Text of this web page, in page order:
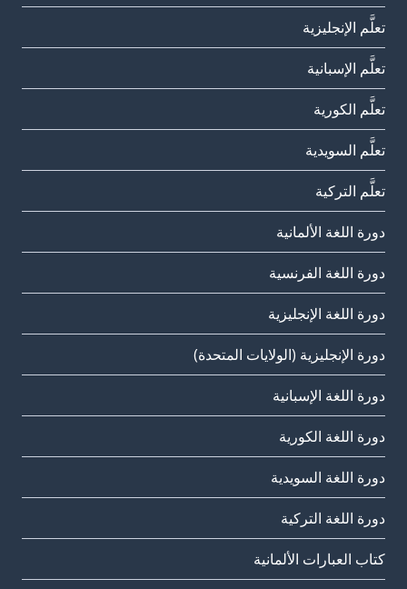
تعلَّم الإنجليزية
تعلَّم الإسبانية
تعلَّم الكورية
تعلَّم السويدية
تعلَّم التركية
دورة اللغة الألمانية
دورة اللغة الفرنسية
دورة اللغة الإنجليزية
دورة الإنجليزية (الولايات المتحدة)
دورة اللغة الإسبانية
دورة اللغة الكورية
دورة اللغة السويدية
دورة اللغة التركية
كتاب العبارات الألمانية